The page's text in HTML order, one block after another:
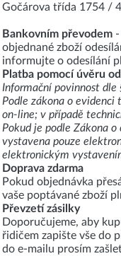
Gočárova třída 1754 /
Bankovním převodem
objednané zboží
informujte o odesílání
Platba pomocí úvěru
Informační povinnost dle
Podle zákona o
on-line; v případě
Pokud je podle Zákona
vystavena pouze
elektronickým
Doprava zdarma
Pokud objednávka
vaše poptávané zboží
Převzetí zásilky
Doporučujeme, aby
řidičem zapište vše do
do e-mailu prosím